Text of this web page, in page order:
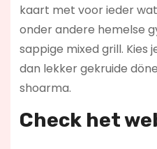
kaart met voor ieder wat
onder andere hemelse
sappige mixed grill. Kies
dan lekker gekruide
shoarma.
Check het